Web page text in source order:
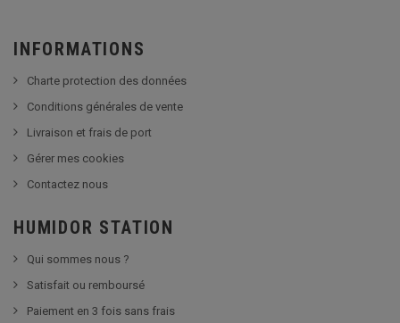
INFORMATIONS
Charte protection des données
Conditions générales de vente
Livraison et frais de port
Gérer mes cookies
Contactez nous
HUMIDOR STATION
Qui sommes nous ?
Satisfait ou remboursé
Paiement en 3 fois sans frais